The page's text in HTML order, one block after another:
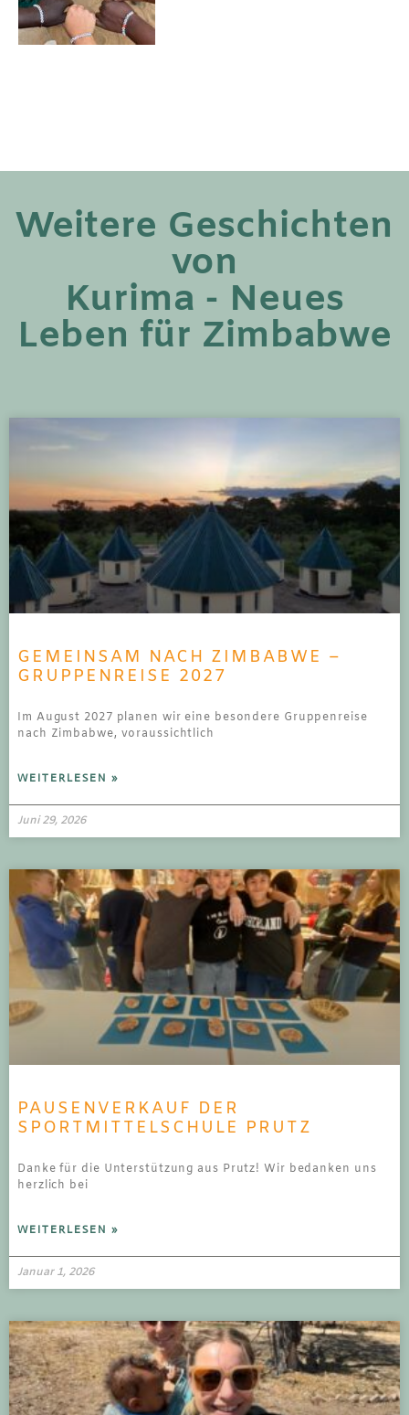
Weitere Geschichten
von
Kurima - Neues
Leben für Zimbabwe
GEMEINSAM NACH ZIMBABWE –
GRUPPENREISE 2027
Im August 2027 planen wir eine besondere Gruppenreise
nach Zimbabwe, voraussichtlich
WEITERLESEN »
Juni 29, 2026
PAUSENVERKAUF DER
SPORTMITTELSCHULE PRUTZ
Danke für die Unterstützung aus Prutz! Wir bedanken uns
herzlich bei
WEITERLESEN »
Januar 1, 2026